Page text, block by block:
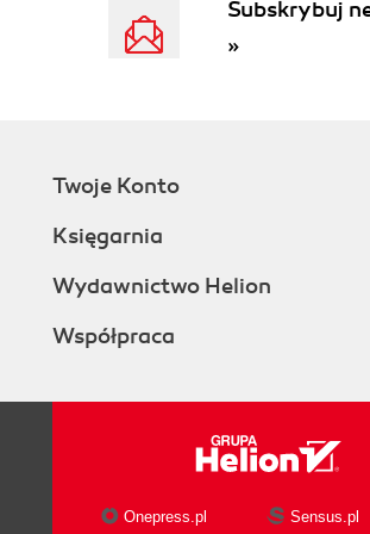
Subskrybuj
»
Twoje Konto
Księgarnia
Wydawnictwo Helion
Współpraca
Onepress.pl Sensus.pl